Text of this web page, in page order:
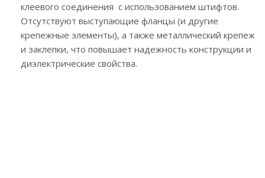
клеевого соединения с использованием штифтов.
Отсутствуют выступающие фланцы (и другие
крепежные элементы), а также металлический крепеж
и заклепки, что повышает надежность конструкции и
диэлектрические свойства.